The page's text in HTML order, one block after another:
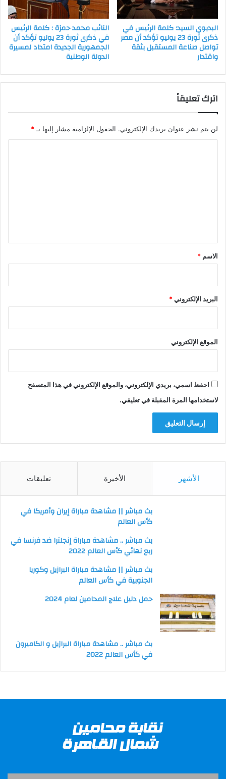
البديوي السيد: كلمة الرئيس في
ذكرى ثورة 23 يوليو تؤكد أن مصر
تواصل صناعة المستقبل بثقة
واقتدار
النائب محمد حمزة : كلمة الرئيس
في ذكرى ثورة 23 يوليو تؤكد أن
الجمهورية الجديدة امتداد لمسيرة
الدولة الوطنية
اترك تعليقاً
لن يتم نشر عنوان بريدك الإلكتروني. الحقول الإلزامية مشار إليها بـ*
*
الاسم *
البريد الإلكتروني*
الموقع الإلكتروني
احفظ اسمي، بريدي الإلكتروني، والموقع الإلكتروني في هذا المتصفح
لاستخدامها المرة المقبلة في تعليقي.
الأشهر الأخيرة تعليقات
بث مباشر || مشاهدة مباراة إيران وأمريكا في
كأس العالم
بث مباشر .. مشاهدة مباراة إنجلترا ضد فرنسا في
ربع نهائي كأس العالم 2022
بث مباشر || مشاهدة مباراة البرازيل وكوريا
الجنوبية في كأس العالم
حمل دليل علاج المحامين لعام 2024
بث مباشر .. مشاهدة مباراة البرازيل و الكاميرون
في كأس العالم 2022